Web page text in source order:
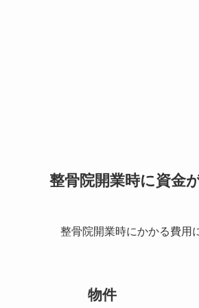
整骨院開業時に資金
整骨院開業時にかかる費用
物件